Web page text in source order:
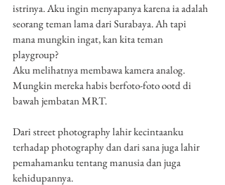
istrinya. Aku ingin menyapanya karena ia adalah
seorang teman lama dari Surabaya. Ah tapi
mana mungkin ingat, kan kita teman
playgroup?
Aku melihatnya membawa kamera analog.
Mungkin mereka habis berfoto-foto ootd di
bawah jembatan MRT.
Dari street photography lahir kecintaanku
terhadap photography dan dari sana juga lahir
pemahamanku tentang manusia dan juga
kehidupannya.